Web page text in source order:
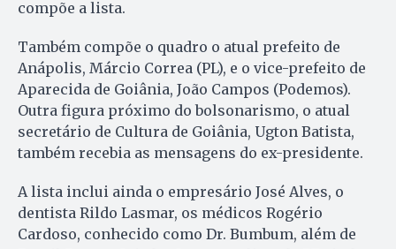
compõe a lista.
Também compõe o quadro o atual prefeito de
Anápolis, Márcio Correa (PL), e o vice-prefeito de
Aparecida de Goiânia, João Campos (Podemos).
Outra figura próximo do bolsonarismo, o atual
secretário de Cultura de Goiânia, Ugton Batista,
também recebia as mensagens do ex-presidente.
A lista inclui ainda o empresário José Alves, o
dentista Rildo Lasmar, os médicos Rogério
Cardoso, conhecido como Dr. Bumbum, além de